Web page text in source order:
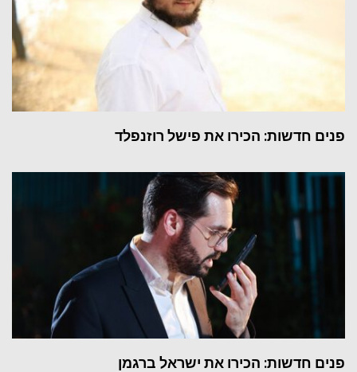
פנים חדשות: הכירו את פישל רוזנפלד
פנים חדשות: הכירו את ישראל ברגמן